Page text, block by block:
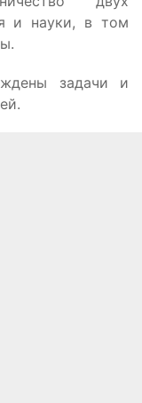
и науки, в том
задачи и